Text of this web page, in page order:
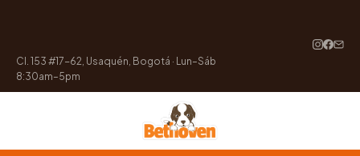
Cl. 153 #17-62, Usaquén, Bogotá · Lun–Sáb
8:30am–5pm